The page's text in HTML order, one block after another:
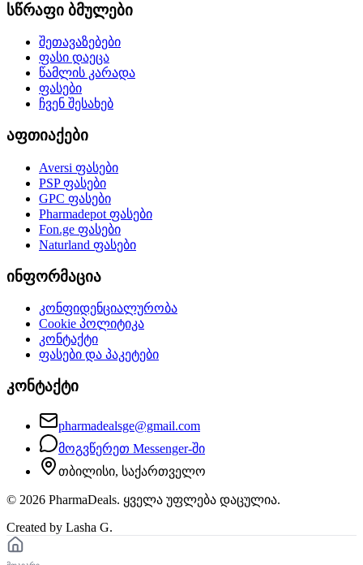
სწრაფი ბმულები
შეთავაზებები
ფასი დაეცა
წამლის კარადა
ფასები
ჩვენ შესახებ
აფთიაქები
Aversi ფასები
PSPფასები
GPC ფასები
Pharmadepot ფასები
Fon.ge ფასები
Naturland ფასები
ინფორმაცია
კონფიდენციალურობა
Cookie პოლიტიკა
კონტაქტი
ფასები და პაკეტები
კონტაქტი
pharmadealsge@gmail.com
მოგვწერეთ Messenger-ში
თბილისი, საქართველო
© 2026 PharmaDeals. ყველა უფლება დაცულია.
Created by Lasha G.